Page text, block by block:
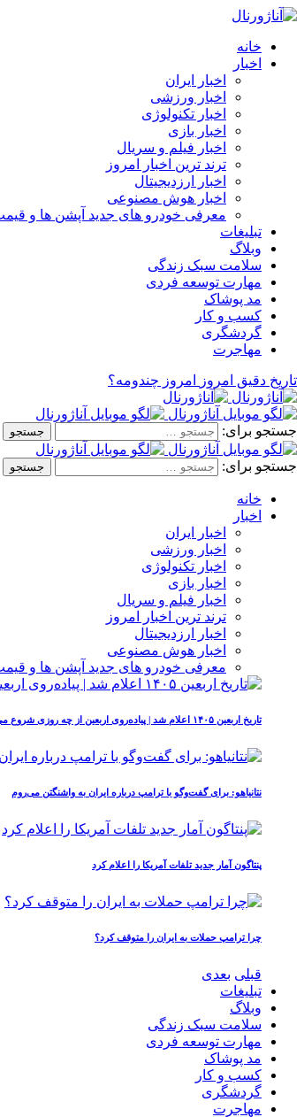
خانه
اخبار
اخبار ایران
اخبار ورزشی
اخبار تکنولوژی
اخبار بازی
اخبار فیلم و سریال
ترند ترین اخبار امروز
اخبار ارزدیجیتال
اخبار هوش مصنوعی
معرفی خودرو های جدید آپشن‌ ها و
تبلیغات
وبلاگ
سلامت سبک زندگی
مهارت توسعه فردی
مد پوشاک
کسب و کار
گردشگری
مهاجرت
تاریخ دقیق امروز امروز چندومه؟
جستجو برای:
جستجو برای:
خانه
اخبار
اخبار ایران
اخبار ورزشی
اخبار تکنولوژی
اخبار بازی
اخبار فیلم و سریال
ترند ترین اخبار امروز
اخبار ارزدیجیتال
اخبار هوش مصنوعی
معرفی خودرو های جدید آپشن‌ ها و
تاریخ اربعین ۱۴۰۵ اعلام شد | پیاده‌روی اربعین از چه روزی شروع می‌ شود؟
نتانیاهو: برای گفت‌وگو با ترامپ درباره ایران به واشنگتن می‌روم
پنتاگون آمار جدید تلفات آمریکا را اعلام کرد
چرا ترامپ حملات به ایران را متوقف کرد؟
قبلی بعدی
تبلیغات
وبلاگ
سلامت سبک زندگی
مهارت توسعه فردی
مد پوشاک
کسب و کار
گردشگری
مهاجرت